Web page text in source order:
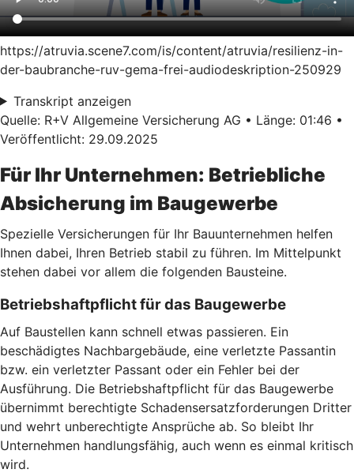
https://atruvia.scene7.com/is/content/atruvia/resilienz-in-
der-baubranche-ruv-gema-frei-audiodeskription-250929
Transkript anzeigen
Quelle: R+V Allgemeine Versicherung AG • Länge: 01:46 •
Veröffentlicht: 29.09.2025
Für Ihr Unternehmen: Betriebliche
Absicherung im Baugewerbe
Spezielle Versicherungen für Ihr Bauunternehmen helfen
Ihnen dabei, Ihren Betrieb stabil zu führen. Im Mittelpunkt
stehen dabei vor allem die folgenden Bausteine.
Betriebshaftpflicht für das Baugewerbe
Auf Baustellen kann schnell etwas passieren. Ein
beschädigtes Nachbargebäude, eine verletzte Passantin
bzw. ein verletzter Passant oder ein Fehler bei der
Ausführung. Die Betriebshaftpflicht für das Baugewerbe
übernimmt berechtigte Schadensersatzforderungen Dritter
und wehrt unberechtigte Ansprüche ab. So bleibt Ihr
Unternehmen handlungsfähig, auch wenn es einmal kritisch
wird.